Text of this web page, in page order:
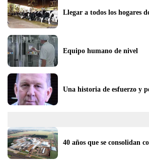
Llegar a todos los hogares
Equipo humano de nivel
Una historia de esfuerzo y
40 años que se consolidan